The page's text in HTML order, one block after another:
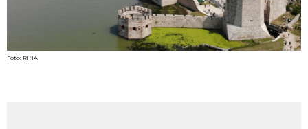
Foto: RINA